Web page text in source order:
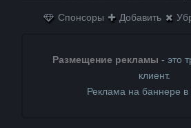
Спонсоры Добавить
Размещение рекламы - это
клиент.
Реклама на баннере в